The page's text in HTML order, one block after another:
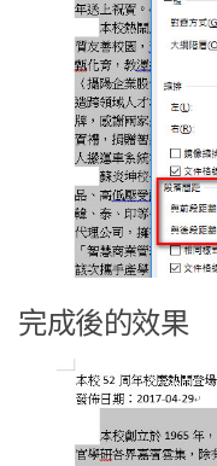
完成後的效果